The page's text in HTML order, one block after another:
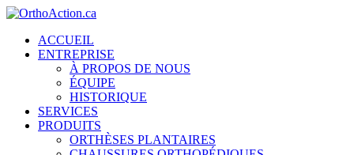
ACCUEIL
ENTREPRISE
À PROPOS DE NOUS
ÉQUIPE
HISTORIQUE
SERVICES
PRODUITS
ORTHÈSES PLANTAIRES